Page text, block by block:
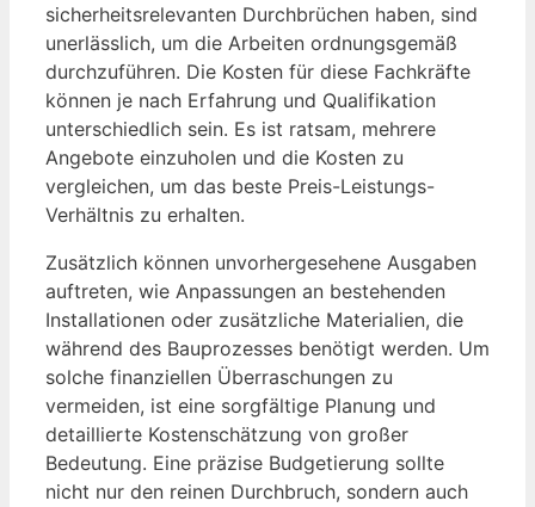
sicherheitsrelevanten Durchbrüchen haben, sind
unerlässlich, um die Arbeiten ordnungsgemäß
durchzuführen. Die Kosten für diese Fachkräfte
können je nach Erfahrung und Qualifikation
unterschiedlich sein. Es ist ratsam, mehrere
Angebote einzuholen und die Kosten zu
vergleichen, um das beste Preis-Leistungs-
Verhältnis zu erhalten.
Zusätzlich können unvorhergesehene Ausgaben
auftreten, wie Anpassungen an bestehenden
Installationen oder zusätzliche Materialien, die
während des Bauprozesses benötigt werden. Um
solche finanziellen Überraschungen zu
vermeiden, ist eine sorgfältige Planung und
detaillierte Kostenschätzung von großer
Bedeutung. Eine präzise Budgetierung sollte
nicht nur den reinen Durchbruch, sondern auch